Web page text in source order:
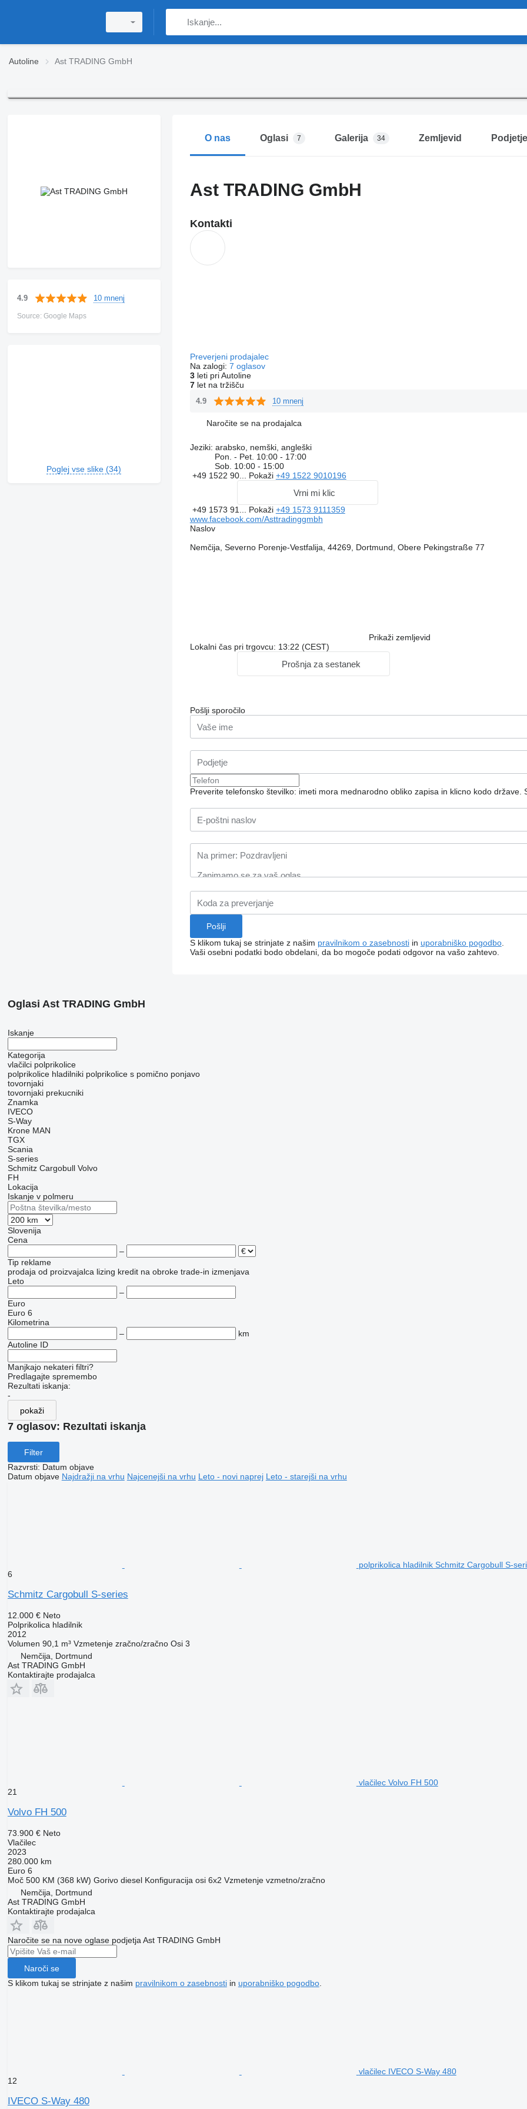
Autoline Ast TRADING GmbH
4.9 10 mnenj
Source: Google Maps
Poglej vse slike (34)
O nas Oglasi 7 Galerija 34 Zemljevid Podjetje
Ast TRADING GmbH
Kontakti
Preverjeni prodajalec
Na zalogi: 7 oglasov
3leti pri Autoline
7let na tržišču
4.9 10 mnenj
Naročite se na prodajalca
Jeziki: arabsko, nemški, angleški
Pon. - Pet. 10:00 - 17:00
Sob. 10:00 - 15:00
+49 1522 90... Pokaži +49 1522 9010196
Vrni mi klic
+49 1573 91... Pokaži +49 1573 9111359
www.facebook.com/Asttradinggmbh
Naslov
Nemčija, Severno Porenje-Vestfalija, 44269, Dortmund, Obere Pekingstraße 77
Prikaži zemljevid
Lokalni čas pri trgovcu: 13:22 (CEST)
Prošnja za sestanek
Pošlji sporočilo
Preverite telefonsko številko: imeti mora mednarodno obliko zapisa in klicno kodo države.
S klikom tukaj se strinjate z našim pravilnikom o zasebnostiin uporabniško pogodbo.
Vaši osebni podatki bodo obdelani, da bo mogoče podati odgovor na vašo zahtevo.
Oglasi Ast TRADING GmbH
Iskanje
Kategorija
vlačilci polprikolice
polprikolice hladilniki polprikolice s pomično ponjavo
tovornjaki
tovornjaki prekucniki
Znamka
IVECO
S-Way
Krone MAN
TGX
Scania
S-series
Schmitz Cargobull Volvo
FH
Lokacija
Iskanje v polmeru
Slovenija
Cena
–
Tip reklame
prodaja od proizvajalca lizing kredit na obroke trade-in izmenjava
Leto
–
Euro
Euro 6
Kilometrina
–
km
Autoline ID
Manjkajo nekateri filtri?
Predlagajte spremembo
Rezultati iskanja:
-
pokaži
7 oglasov: Rezultati iskanja
Filter
Razvrsti: Datum objave
Datum objave Najdražji na vrhu Najcenejši na vrhu Leto - novi naprej Leto - starejši na vrhu
polprikolica hladilnik Schmitz Cargobull S-
6
Schmitz Cargobull S-series
12.000 € Neto
Polprikolica hladilnik
2012
Volumen 90,1 m³ Vzmetenje zračno/zračno Osi 3
Nemčija, Dortmund
Ast TRADING GmbH
Kontaktirajte prodajalca
vlačilec Volvo FH 500
21
Volvo FH 500
73.900 € Neto
Vlačilec
2023
280.000 km
Euro 6
Moč 500 KM (368 kW) Gorivo diesel Konfiguracija osi 6x2 Vzmetenje vzmetno/zračno
Nemčija, Dortmund
Ast TRADING GmbH
Kontaktirajte prodajalca
Naročite se na nove oglase podjetja Ast TRADING GmbH
Naroči se
S klikom tukaj se strinjate z našim pravilnikom o zasebnostiin uporabniško pogodbo.
vlačilec IVECO S-Way 480
12
IVECO S-Way 480